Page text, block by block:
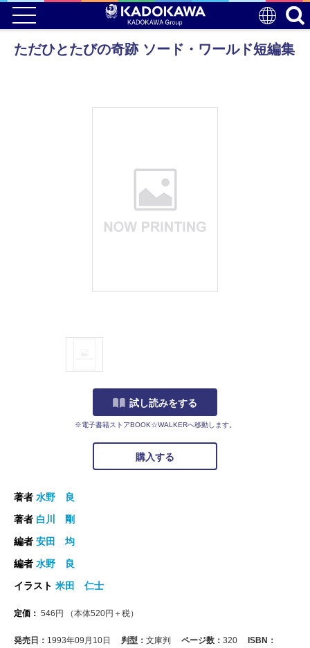
ただひとたびの奇跡 ソード・ワールド短編集
試し読みをする
※電子書籍ストアBOOK☆WALKERへ移動します。
購入する
著者 水野 良
著者 白川 剛
編者 安田 均
編者 水野 良
イラスト 米田 仁士
定価： 546 円 （本体520円＋税）
発売日： 1993年09月10日 判型： 文庫判 ページ数： 320
ISBN：